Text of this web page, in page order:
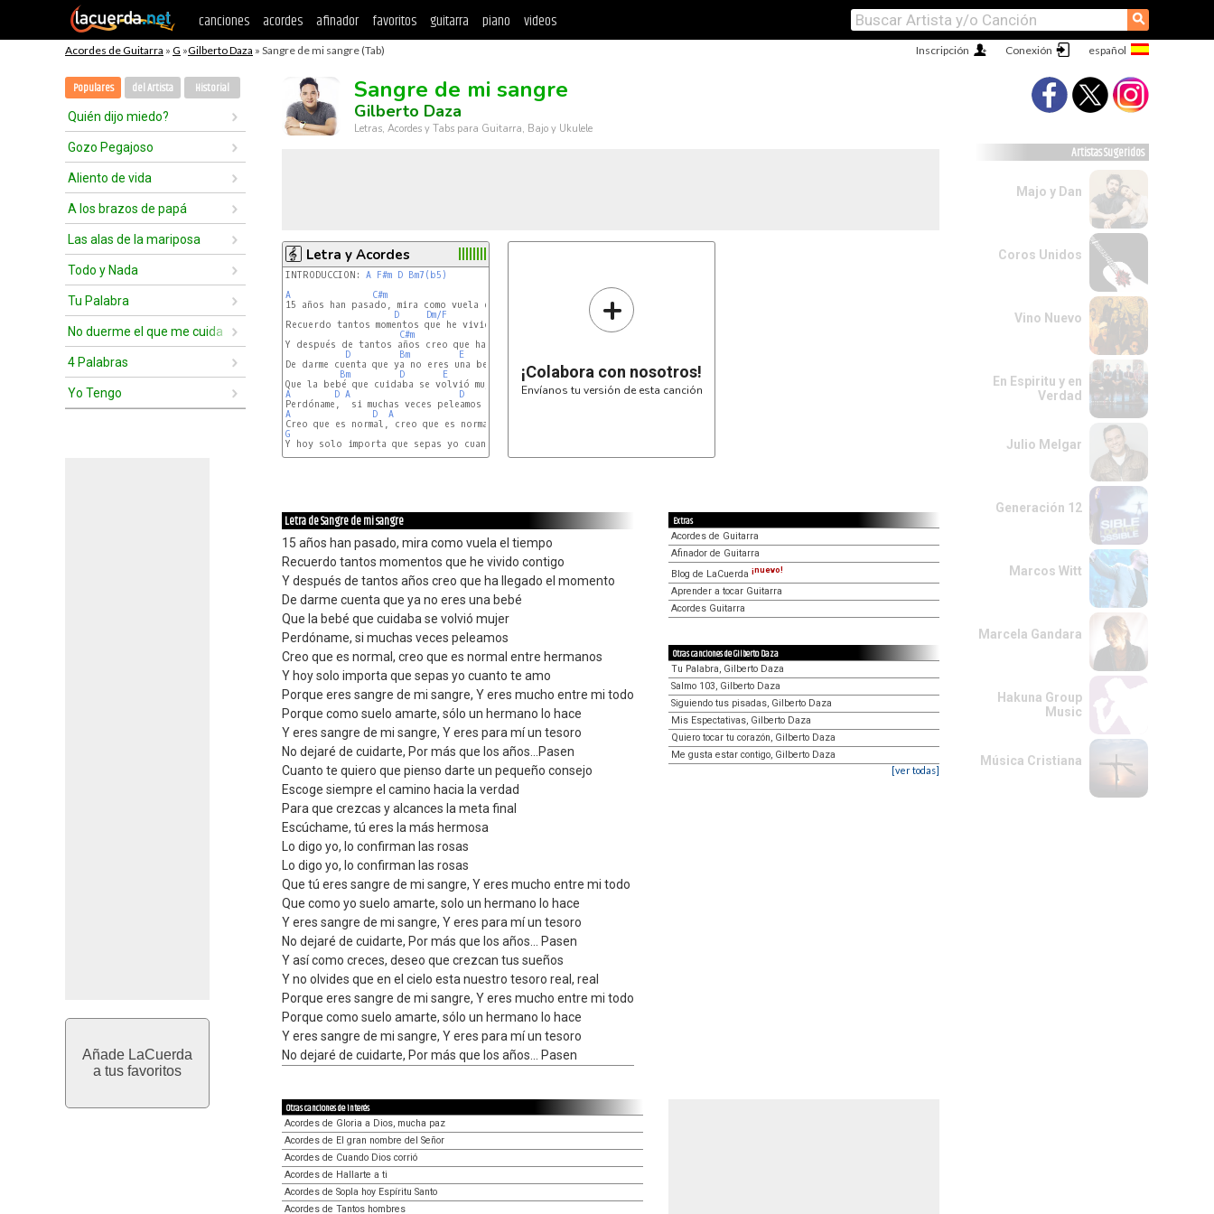
canciones acordes afinador favoritos guitarra piano videos ⚲
Acordes de Guitarra » G »Gilberto Daza » Sangre de mi sangre (Tab) Conexión
Inscripción
Populares del Artista Historial
Quién dijo miedo?
Gozo Pegajoso
Aliento de vida
A los brazos de papá
Las alas de la mariposa
Todo y Nada
Tu Palabra
No duerme el que me cuida
4 Palabras
Yo Tengo
Añade LaCuerda
a tus favoritos
Sangre de mi sangre
Gilberto Daza
Letras, Acordes y Tabs para Guitarra, Bajo y Ukulele
Letra y Acordes
INTRODUCCION: A F#m D Bm7(b5)
A
C#m
15 años han pasado, mira como vuela el tiempo
D
Dm/F
Recuerdo tantos momentos que he vivido contigo
C#m
Y después de tantos años creo que ha llegado el momento
D
Bm E
De darme cuenta que ya no eres una bebé
Bm
D
E
A
D A
D
A
D A
G
Y hoy solo importa que sepas yo cuanto te amo
+
¡Colabora con nosotros!
Envíanos tu versión de esta canción
Letra de Sangre de mi sangre
15 años han pasado, mira como vuela el tiempo
Recuerdo tantos momentos que he vivido contigo
Y después de tantos años creo que ha llegado el momento
De darme cuenta que ya no eres una bebé
Que la bebé que cuidaba se volvió mujer
Perdóname, si muchas veces peleamos
Creo que es normal, creo que es normal entre hermanos
Y hoy solo importa que sepas yo cuanto te amo
Porque eres sangre de mi sangre, Y eres mucho entre mi todo
Porque como suelo amarte, sólo un hermano lo hace
Y eres sangre de mi sangre, Y eres para mí un tesoro
No dejaré de cuidarte, Por más que los años...Pasen
Cuanto te quiero que pienso darte un pequeño consejo
Escoge siempre el camino hacia la verdad
Para que crezcas y alcances la meta final
Escúchame, tú eres la más hermosa
Lo digo yo, lo confirman las rosas
Lo digo yo, lo confirman las rosas
Que tú eres sangre de mi sangre, Y eres mucho entre mi todo
Que como yo suelo amarte, solo un hermano lo hace
Y eres sangre de mi sangre, Y eres para mí un tesoro
No dejaré de cuidarte, Por más que los años... Pasen
Y así como creces, deseo que crezcan tus sueños
Y no olvides que en el cielo esta nuestro tesoro real, real
Porque eres sangre de mi sangre, Y eres mucho entre mi todo
Porque como suelo amarte, sólo un hermano lo hace
Y eres sangre de mi sangre, Y eres para mí un tesoro
No dejaré de cuidarte, Por más que los años... Pasen
Extras
Acordes de Guitarra
Afinador de Guitarra
Blog de LaCuerda ¡nuevo!
Aprender a tocar Guitarra
Acordes Guitarra
Otras canciones de Gilberto Daza
Tu Palabra, Gilberto Daza
Salmo 103, Gilberto Daza
Siguiendo tus pisadas, Gilberto Daza
Mis Espectativas, Gilberto Daza
Quiero tocar tu corazón, Gilberto Daza
Me gusta estar contigo, Gilberto Daza
[ver todas]
Otras canciones de interés
Acordes de Gloria a Dios, mucha paz
Acordes de El gran nombre del Señor
Acordes de Cuando Dios corrió
Acordes de Hallarte a ti
Acordes de Sopla hoy Espíritu Santo
Acordes de Tantos hombres
Artistas Sugeridos
Majo y Dan
Coros Unidos
Vino Nuevo
En Espiritu y en
Verdad
Julio Melgar
Generación 12
Marcos Witt
Marcela Gandara
Hakuna Group
Music
Música Cristiana